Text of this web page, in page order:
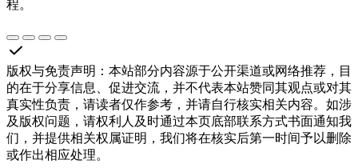
程。
版权与免责声明 ： 本站部分内容源于公开渠道或网络推荐，目
的在于分享信息、促进交流，并不代表本站赞同其观点或对其
真实性负责，请读者仅作参考，并请自行核实相关内容。如涉
及版权问题，请权利人及时通过本页底部联系方式书面通知我
们，并提供相关权属证明，我们将在核实后第一时间予以删除
或作出相应处理。